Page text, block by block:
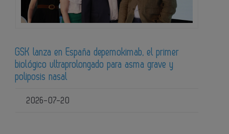
GSK lanza en España depemokimab, el primer
biológico ultraprolongado para asma grave y
poliposis nasal
2026-07-20